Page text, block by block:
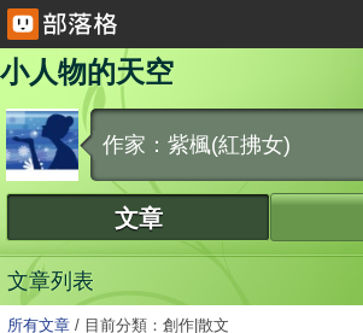
小人物的天空
作家：紫楓(紅拂女)
文章
文章列表
所有文章 / 目前分類：創作|散文